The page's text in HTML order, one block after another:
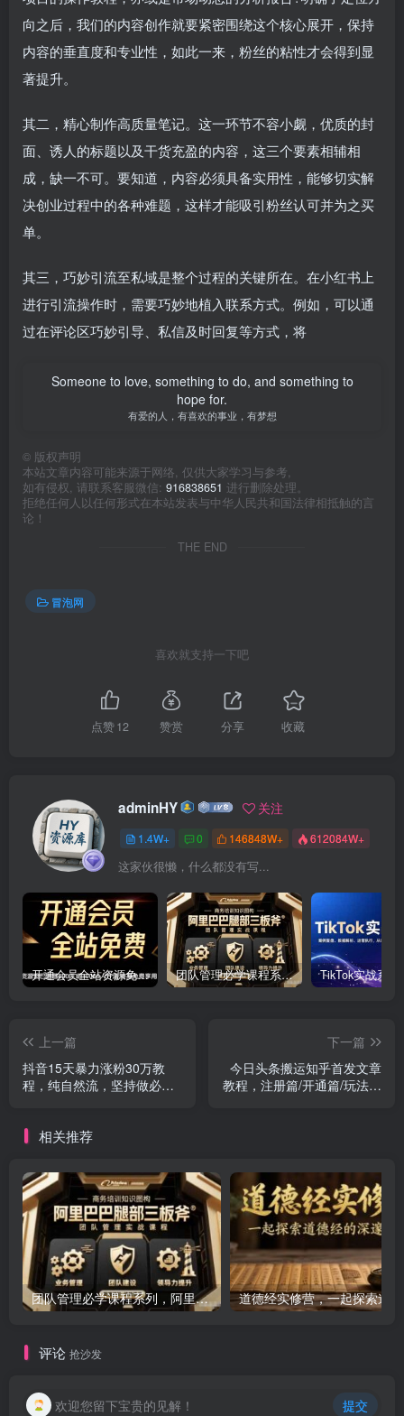
向之后，我们的内容创作就要紧密围绕这个核心展开，保持
内容的垂直度和专业性，如此一来，粉丝的粘性才会得到显
著提升。
其二，精心制作高质量笔记。这一环节不容小觑，优质的封
面、诱人的标题以及干货充盈的内容，这三个要素相辅相
成，缺一不可。要知道，内容必须具备实用性，能够切实解
决创业过程中的各种难题，这样才能吸引粉丝认可并为之买
单。
其三，巧妙引流至私域是整个过程的关键所在。在小红书上
进行引流操作时，需要巧妙地植入联系方式。例如，可以通
过在评论区巧妙引导、私信及时回复等方式，将
Someone to love, something to do, and something to
hope for.
有爱的人，有喜欢的事业，有梦想
© 版权声明
本站文章内容可能来源于网络, 仅供大家学习与参考,
如有侵权, 请联系客服微信: 916838651 进行删除处理。
拒绝任何人以任何形式在本站发表与中华人民共和国法律相抵触的言
论！
THE END
冒泡网
喜欢就支持一下吧
点赞12 赞赏 分享 收藏
adminHY 关注
1.4W+ 0 146848W+ 612084W+
这家伙很懒，什么都没有写...
开通会员全站资源免费下载 开通VIP会员 HY资源库 团队管理必学课程系列，阿里巴巴“腿部三板斧”
上一篇
抖音15天暴力涨粉30万教
程，纯自然流，坚持做必拿
下一篇
今日头条搬运知乎首发文章
教程，注册篇/开通篇/玩法框
相关推荐
团队管理必学课程系列，阿里巴巴“腿部三板斧”
评论 抢沙发
欢迎您留下宝贵的见解！ 提交